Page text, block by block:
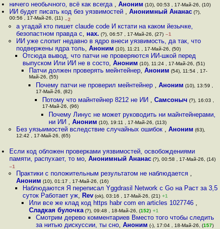
ничего необычного, всё как всегда ,Аноним (10), 00:53 , 17-Май-26, (10)
ИИ будет писать код без уязвимостей ,Анонимный Ананас (?),
00:56 , 17-Май-26, (11) –2
а угадай кто пишет claude code И кстати на каком йезычке,
безопастном правда с, нах. (?), 06:57 , 17-Май-26, (27) –1
ИИ уже слопит недавно в ядро внеси уязвимость, да так, что
подвержены ядра толь, Аноним (10), 11:21 , 17-Май-26, (50)
Отсюда вывод, что патчи не проверяются ИИ-шкой перед
выпуском Или ИИ не в состо, Аноним (10), 11:24 , 17-Май-26, (51)
Патчи должен проверять мейнтейнер,Аноним (54), 11:54 , 17-
Май-26, (55)
Почему патчи не проверил мейнтейнер , Аноним (10), 13:59 ,
17-Май-26, (82)
Потому что майнтейнер 8212 не ИИ , Самсоныч (?), 16:03 ,
17-Май-26, (96)
Почему Линус не может руководить ни майнтейнерами,
ни ИИ ,Аноним (10), 19:11 , 17-Май-26, (113)
Без уязыимостей вследствие случайных ошибок , Аноним (63),
12:42 , 17-Май-26, (65)
Если код обложен проверками уязвимостей, освобождениями
памяти, распухает, то мо,Анонимный Ананас (?), 00:58 , 17-Май-26, (14)
–1
Практики с положительным результатом не наблюдается ,
Аноним (10), 01:17 , 17-Май-26, (16)
Наблюдаются Я переписал Yggdrasil Network с Go на Раст за 3,5
суток Работает уж, Rev(ok), 03:16 , 17-Май-26, (21) +1
Или все же клад код https habr com en articles 1027746 ,
Сладкая булочка (?), 09:48 , 18-Май-26, (152) +1
Смотрим дерево комментариев Вместо того чтобы следить
за нитью дискуссии, ты сно, Аноним (-), 17:04 , 18-Май-26, (157)